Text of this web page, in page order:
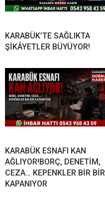
KARABÜK’TE SAĞLIKTA
ŞİKÂYETLER BÜYÜYOR!
KARABÜK ESNAFI KAN
AĞLIYOR!BORÇ, DENETİM,
CEZA… KEPENKLER BİR BİR
KAPANIYOR